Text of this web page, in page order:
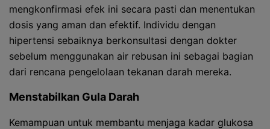
mengkonfirmasi efek ini secara pasti dan menentukan
dosis yang aman dan efektif. Individu dengan
hipertensi sebaiknya berkonsultasi dengan dokter
sebelum menggunakan air rebusan ini sebagai bagian
dari rencana pengelolaan tekanan darah mereka.
Menstabilkan Gula Darah
Kemampuan untuk membantu menjaga kadar glukosa